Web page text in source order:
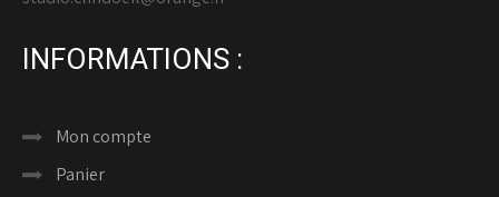
INFORMATIONS :
Mon compte
Panier